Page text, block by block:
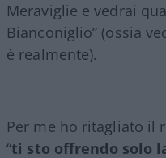
Meraviglie e vedrai
Bianconiglio” (ossia
è realmente).
Per me ho ritagliato il
“ti sto offrendo solo